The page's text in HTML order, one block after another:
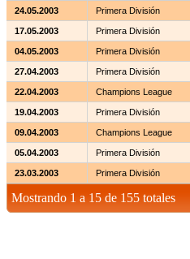
24.05.2003 Primera División
17.05.2003 Primera División
04.05.2003 Primera División
27.04.2003 Primera División
22.04.2003 Champions League
19.04.2003 Primera División
09.04.2003 Champions League
05.04.2003 Primera División
23.03.2003 Primera División
Mostrando 1 a 15 de 155 totales